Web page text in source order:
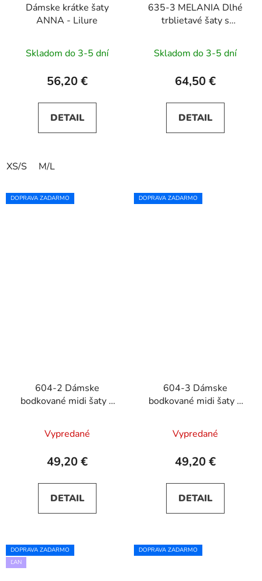
Dámske krátke šaty
ANNA - Lilure
Skladom do 3-5 dní
56,20 €
DETAIL
XS/S M/L
635-3 MELANIA Dlhé
trblietavé šaty s
rukávmi - tmavomodré
Skladom do 3-5 dní
64,50 €
DETAIL
DOPRAVA ZADARMO
604-2 Dámske
bodkované midi šaty s
opaskom - biele
Vypredané
49,20 €
DETAIL
DOPRAVA ZADARMO
604-3 Dámske
bodkované midi šaty s
opaskom - béžové
Vypredané
49,20 €
DETAIL
DOPRAVA ZADARMO
ĽAN
DOPRAVA ZADARMO